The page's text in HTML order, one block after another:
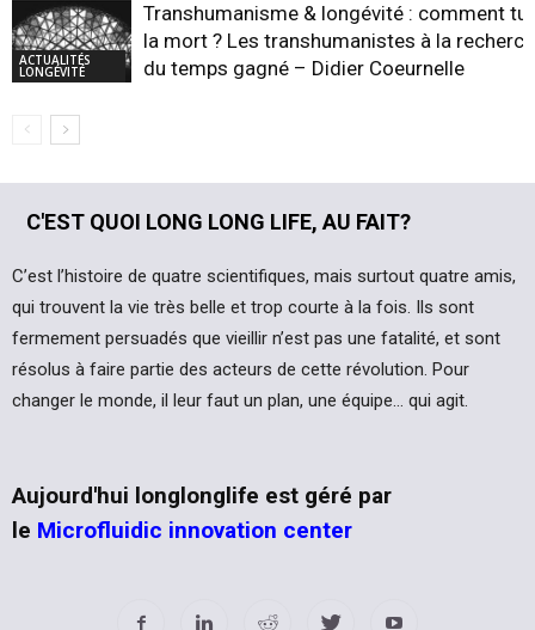
ACTUALITÉS
LONGÉVITÉ
Transhumanisme & longévité : comment
la mort ? Les transhumanistes à la
du temps gagné – Didier Coeurnelle
C'EST QUOI LONG LONG LIFE, AU FAIT?
C’est l’histoire de quatre scientifiques, mais surtout quatre amis,
qui trouvent la vie très belle et trop courte à la fois. Ils sont
fermement persuadés que vieillir n’est pas une fatalité, et sont
résolus à faire partie des acteurs de cette révolution. Pour
changer le monde, il leur faut un plan, une équipe… qui agit.
Aujourd'hui longlonglife est géré par
le Microfluidic innovation center